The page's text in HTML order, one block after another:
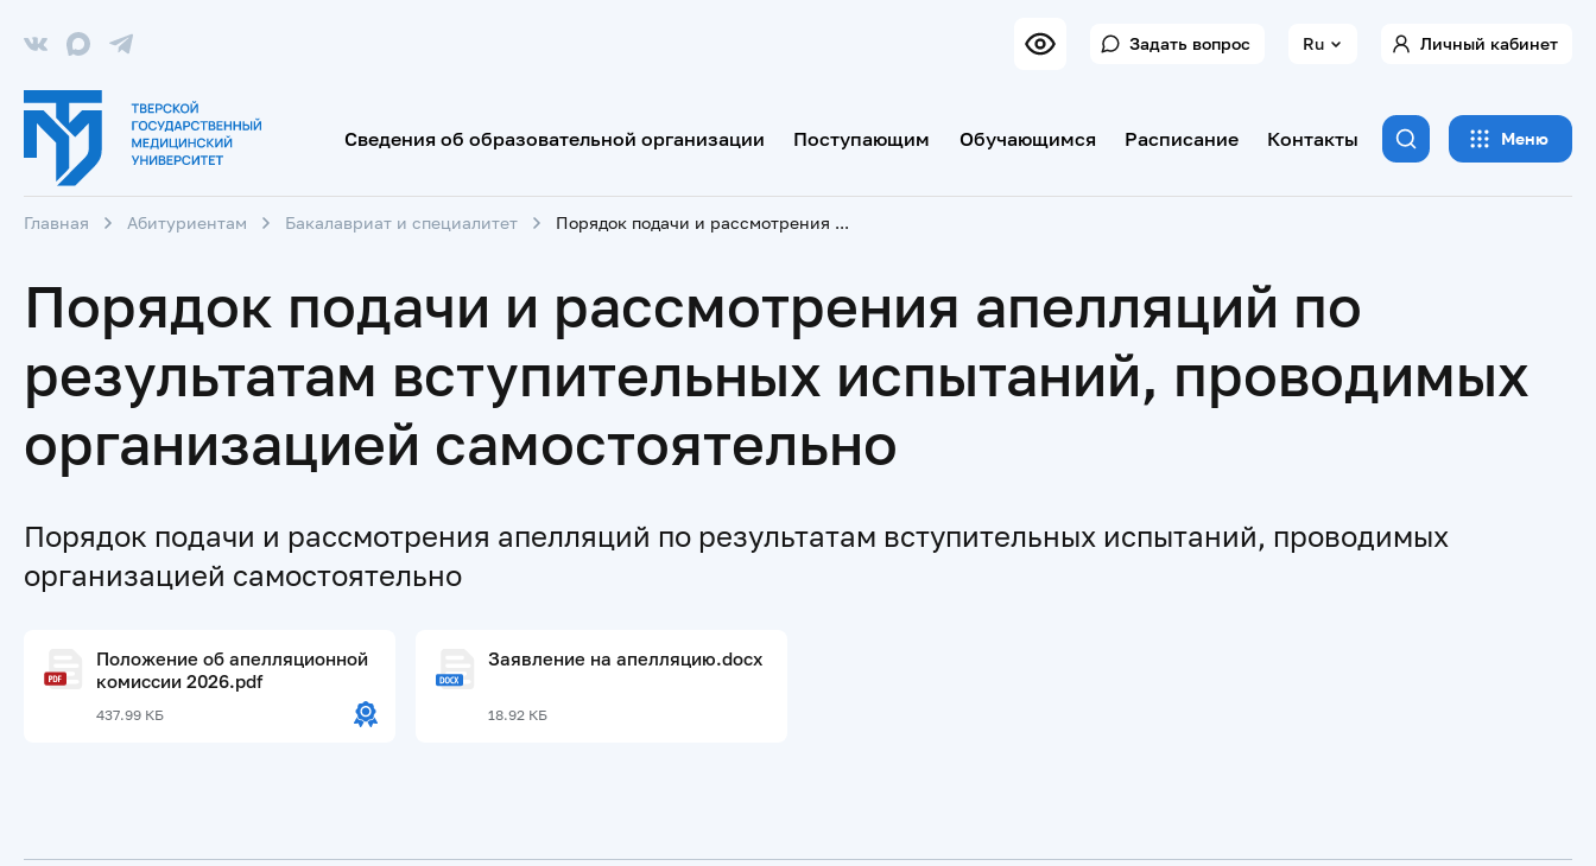
Задать вопрос Ru Личный кабинет
Сведения об образовательной организации Поступающим Обучающимся Расписание Контакты Меню
Главная Абитуриентам Бакалавриат и специалитет Порядок подачи и рассмотрения апелляций по результатам вступительных испытаний, проводимых организацией самостоятельно
Порядок подачи и рассмотрения апелляций по
результатам вступительных испытаний, проводимых
организацией самостоятельно
Порядок подачи и рассмотрения апелляций по результатам вступительных испытаний, проводимых
организацией самостоятельно
Положение об апелляционной
комиссии 2026.pdf
437.99 КБ
Заявление на апелляцию.docx
18.92 КБ